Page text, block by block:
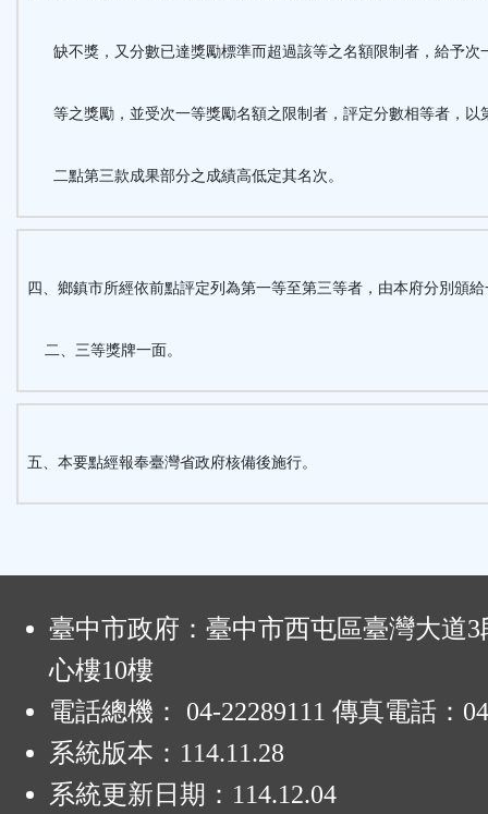
缺不獎，又分數已達獎勵標準而超過該等之名額限制者，給予次
等之獎勵，並受次一等獎勵名額之限制者，評定分數相等者，以
二點第三款成果部分之成績高低定其名次。
四、鄉鎮市所經依前點評定列為第一等至第三等者，由本府分別頒給
二、三等獎牌一面。
五、本要點經報奉臺灣省政府核備後施行。
臺中市政府：臺中市西屯區臺灣大道3
心樓10樓
電話總機： 04-22289111 傳真電話：
系統版本： 114.11.28
系統更新日期： 114.12.04